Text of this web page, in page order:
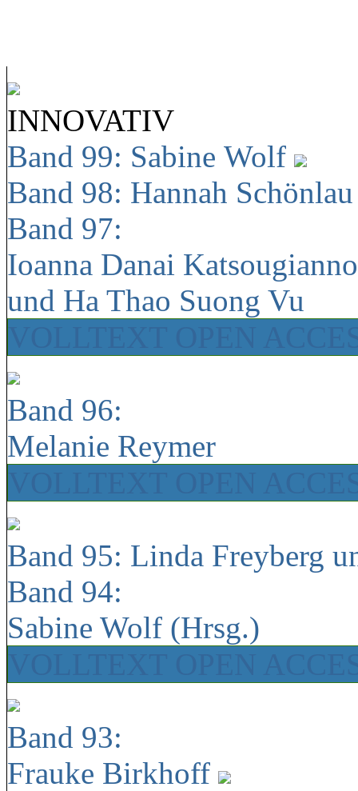
INNOVATIV
Band 99: Sabine Wolf
Band 98: Hannah
Band 97:
Ioanna Danai
und Ha Thao Suong Vu
Band 96:
Melanie Reymer
Band 95: Linda Freyberg
Band 94:
Sabine Wolf (Hrsg.)
Band 93:
Frauke Birkhoff